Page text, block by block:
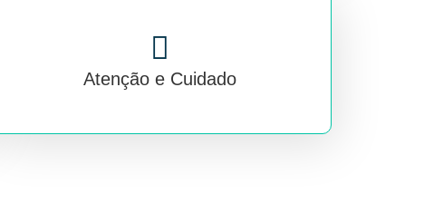
Atenção e Cuidado